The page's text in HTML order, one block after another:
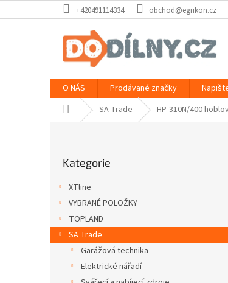
na
+420491114334 obchod@egrikon.cz
O NÁS Prodávané značky
Domů SA Trade HP-310N/400
kategorie
Kategorie
XTline
VYBRANÉ POLOŽKY
TOPLAND
SA Trade
Garážová technika
Elektrické nářadí